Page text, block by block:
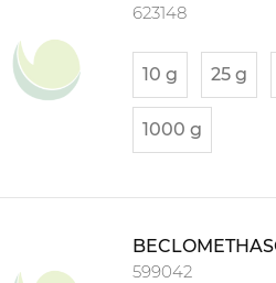
623148
10 g 25 g
1000 g
599042